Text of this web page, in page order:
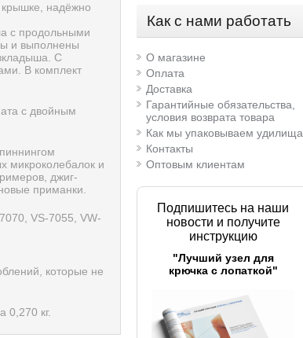
крышке, надёжно
с продольными
и выполнены
С
В комплект
с двойным
микроколебалок и
джиг-
приманки.
VS-7055, VW-
которые не
кг.
Как с нами работать
О магазине
Оплата
Доставка
Гарантийные обязательства,
условия возврата товара
Как мы упаковываем удилища
Контакты
Оптовым клиентам
Подпишитесь на наши
новости и получите
инструкцию
"Лучший узел для
крючка с лопаткой"